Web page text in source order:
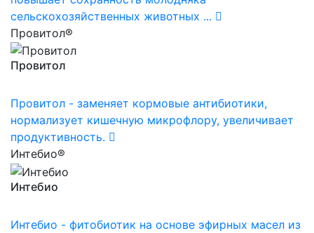
сельскохозяйственных животных ...
Провитол®
Провитол
Провитол - заменяет кормовые антибиотики,
нормализует кишечную микрофлору, увеличивает
продуктивность.
Интебио®
Интебио
Интебио - фитобиотик на основе эфирных масел из